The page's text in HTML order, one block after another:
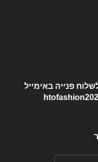
פנייה באימייל